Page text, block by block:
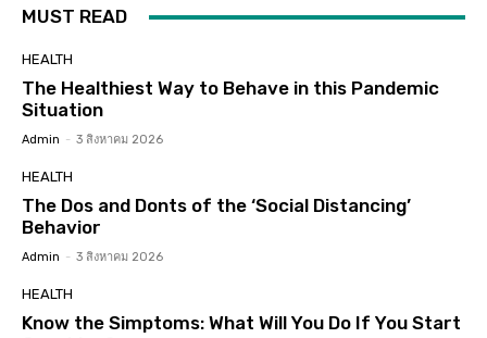
MUST READ
HEALTH
The Healthiest Way to Behave in this Pandemic
Situation
Admin - 3 สิงหาคม 2026
HEALTH
The Dos and Donts of the ‘Social Distancing’
Behavior
Admin - 3 สิงหาคม 2026
HEALTH
Know the Simptoms: What Will You Do If You Start